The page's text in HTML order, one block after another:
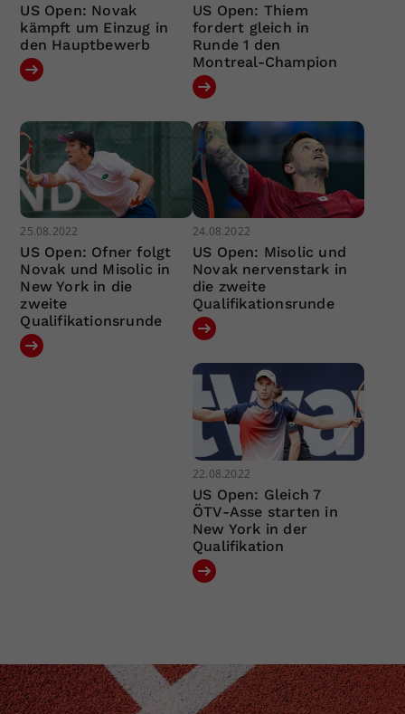
US Open: Novak
kämpft um Einzug in
den Hauptbewerb
US Open: Thiem
fordert gleich in
Runde 1 den
Montreal-Champion
25.08.2022
US Open: Ofner folgt
Novak und Misolic in
New York in die
zweite
Qualifikationsrunde
24.08.2022
US Open: Misolic und
Novak nervenstark in
die zweite
Qualifikationsrunde
22.08.2022
US Open: Gleich 7
ÖTV-Asse starten in
New York in der
Qualifikation